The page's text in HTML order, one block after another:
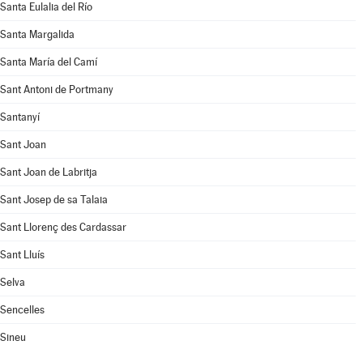
Santa Eulalia del Río
Santa Margalida
Santa María del Camí
Sant Antoni de Portmany
Santanyí
Sant Joan
Sant Joan de Labritja
Sant Josep de sa Talaia
Sant Llorenç des Cardassar
Sant Lluís
Selva
Sencelles
Sineu